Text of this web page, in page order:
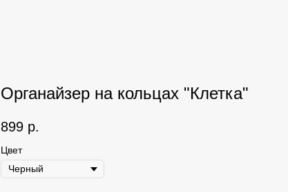
Органайзер на кольцах "Клетка"
899 р.
Цвет